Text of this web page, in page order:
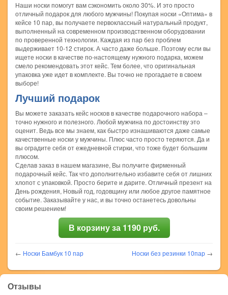
Наши носки помогут вам сэкономить около 30%. И это просто
отличный подарок для любого мужчины! Покупая носки «Оптима» в
кейсе 10 пар, вы получаете первоклассный натуральный продукт,
выполненный на современном производственном оборудовании
по проверенной технологии. Каждая из пар без проблем
выдерживает 10-12 стирок. А часто даже больше. Поэтому если вы
ищете носки в качестве по-настоящему нужного подарка, можем
смело рекомендовать этот кейс. Тем более, что оригинальная
упаковка уже идет в комплекте. Вы точно не прогадаете в своем
выборе!
Лучший подарок
Вы можете заказать кейс носков в качестве подарочного набора –
точно нужного и полезного. Любой мужчина по достоинству это
оценит. Ведь все мы знаем, как быстро изнашиваются даже самые
качественные носки у мужчины. Плюс часто просто теряются. Да и
вы оградите себя от ежедневной стирки, что тоже будет большим
плюсом.
Сделав заказ в нашем магазине, Вы получите фирменный
подарочный кейс. Так что дополнительно избавите себя от лишних
хлопот с упаковкой. Просто берите и дарите. Отличный презент на
День рождения, Новый год, годовщину или любое другое памятное
событие. Заказывайте у нас, и вы точно останетесь довольны
своим решением!
В корзину за 1190 руб.
← Носки Бамбук 10 пар Носки без резинки 10пар →
Отзывы